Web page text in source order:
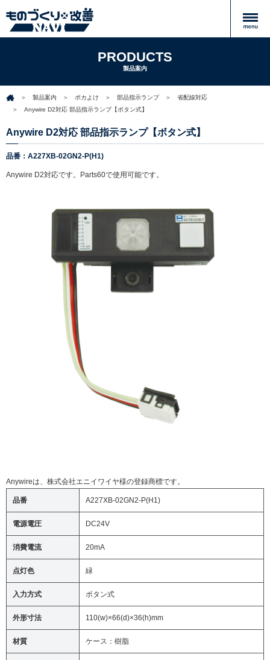
PRODUCTS
製品案内
製品案内 ポカよけ 部品指示ランプ
省配線対応
Anywire D2対応 部品指示ランプ【ボタン式】
Anywire D2対応 部品指示ランプ【ボタン式】
品番：A227XB-02GN2-P(H1)
Anywire D2対応です。Parts60で使用可能です。
Anywireは、株式会社エニイワイヤ様の登録商標です。
品番 A227XB-02GN2-P(H1)
電源電圧 DC24V
消費電流 20mA
点灯色 緑
入力方式 ボタン式
外形寸法 110(w)×66(d)×36(h)mm
材質 ケース：樹脂